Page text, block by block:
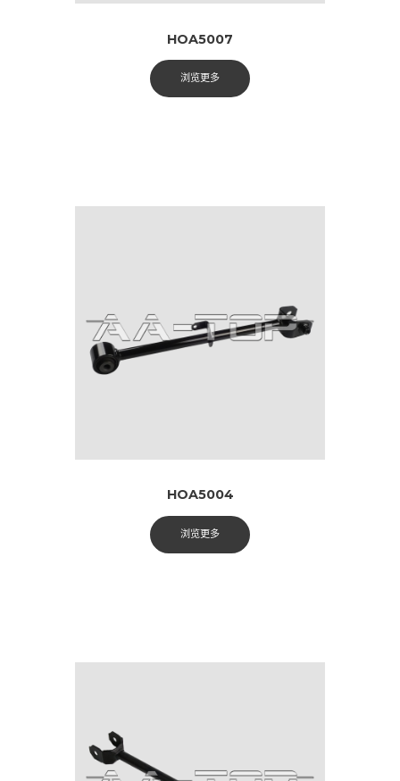
HOA5007
浏览更多
HOA5004
浏览更多